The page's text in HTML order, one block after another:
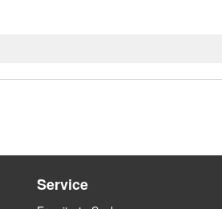
Service